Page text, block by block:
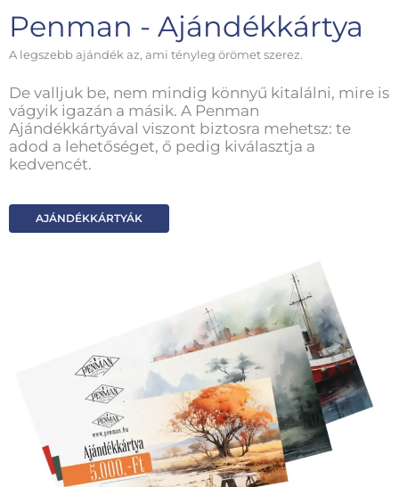
Penman - Ajándékkártya
A legszebb ajándék az, ami tényleg örömet szerez.
De valljuk be, nem mindig könnyű kitalálni, mire is
vágyik igazán a másik. A Penman
Ajándékkártyával viszont biztosra mehetsz: te
adod a lehetőséget, ő pedig kiválasztja a
kedvencét.
AJÁNDÉKKÁRTYÁK